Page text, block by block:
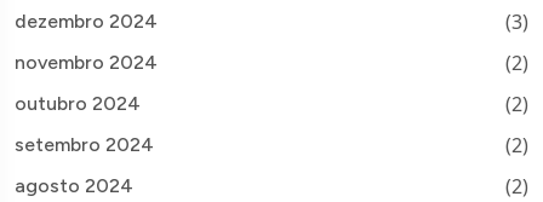
dezembro 2024 (3)
novembro 2024 (2)
outubro 2024 (2)
setembro 2024 (2)
agosto 2024 (2)